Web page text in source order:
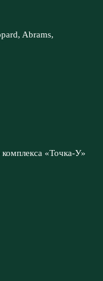
Abrams,
«Точка-У»